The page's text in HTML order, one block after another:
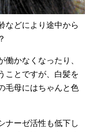
などにより途中から
働かなくなったり、
ことですが、白髪を
毛母にはちゃんと色
ナーゼ活性も低下し